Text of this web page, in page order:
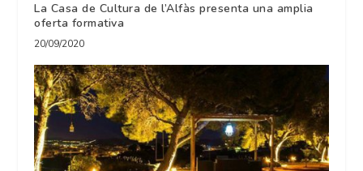
La Casa de Cultura de l’Alfàs presenta una amplia
oferta formativa
20/09/2020